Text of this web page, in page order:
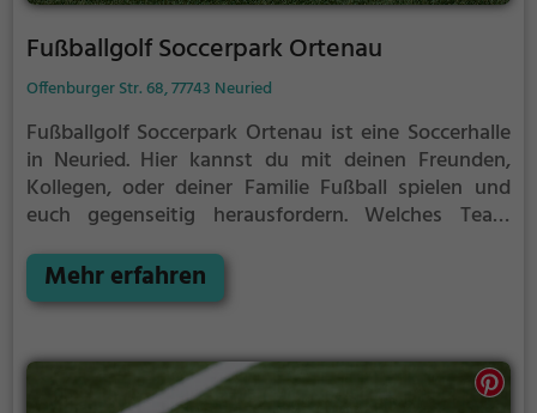
Fußballgolf Soccerpark Ortenau
Offenburger Str. 68, 77743 Neuried
Fußballgolf Soccerpark Ortenau ist eine Soccerhalle
in Neuried. Hier kannst du mit deinen Freunden,
Kollegen, oder deiner Familie Fußball spielen und
euch gegenseitig herausfordern. Welches Team
besonders gut für einen Kindergeburtstag, ein
Teamevent, eine Firmenfeier oder einen
Mehr erfahren